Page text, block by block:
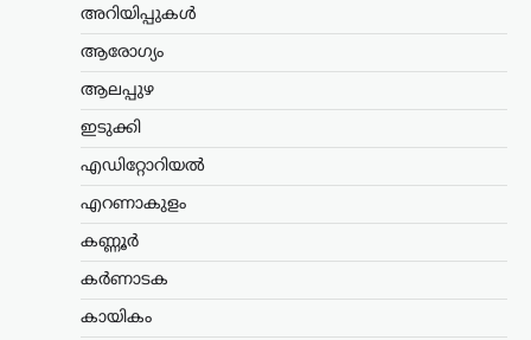
അറിയിപ്പുകൾ
ആരോഗ്യം
ആലപ്പുഴ
ഇടുക്കി
എഡിറ്റോറിയൽ
എറണാകുളം
കണ്ണൂർ
കർണാടക
കായികം
കേരളം
മഴക്കെടുതി: 121 കോടി
രൂപയുടെ കൃഷിനാശം;
ന്യൂസ് ഡെസ്ക്
സംസ്ഥാനത്തെ ശക്തമായ മഴയും
വെള്ളപ്പൊക്കവും മൂലം കൃഷി മേഖലയിൽ
കൃഷിമന്ത്രി ടി. സിദ്ദിഖ് അറിയിച്ചു.
സ്ഥലത്തെ കൃഷി…